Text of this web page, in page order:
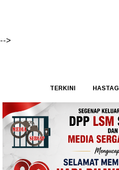
-->
TERKINI HASTAG